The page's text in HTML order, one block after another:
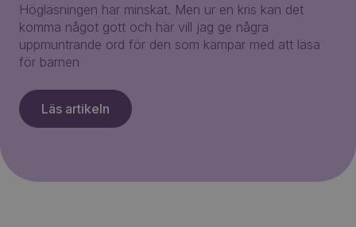
Högläsningen har minskat. Men ur en kris kan det
komma något gott och här vill jag ge några
uppmuntrande ord för den som kämpar med att läsa
för barnen
Läs artikeln